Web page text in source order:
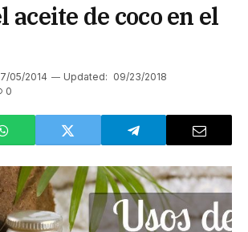
aceite de coco en el
05/2014 Updated: 09/23/2018
0